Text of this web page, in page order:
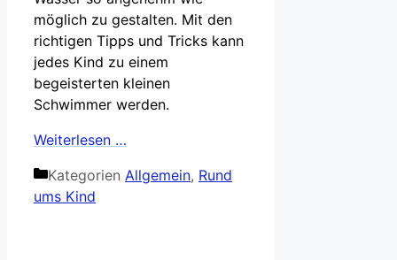
möglich zu gestalten. Mit den
richtigen Tipps und Tricks kann
jedes Kind zu einem
begeisterten kleinen
Schwimmer werden.
Weiterlesen …
Kategorien Allgemein, Rund
ums Kind